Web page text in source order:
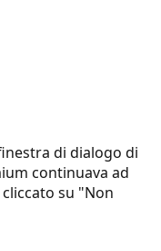
di dialogo di
continuava ad
su "Non